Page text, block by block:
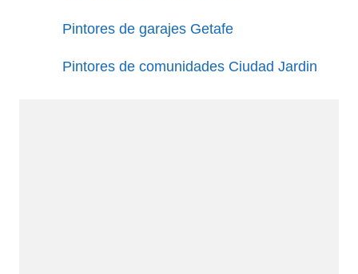
Pintores de garajes Getafe
Pintores de comunidades Ciudad Jardin